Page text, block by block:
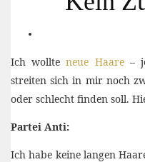
Ich wollteneue Haare–
streiten sich in mir noch
oder schlecht finden soll.
Partei Anti:
Ich habe keine langen